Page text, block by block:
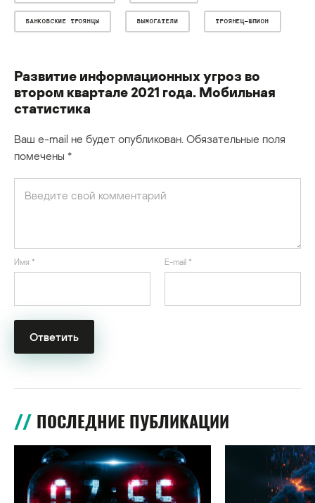
БАНКОВСКИЕ ТРОЯНЦЫ ВЫМОГАТЕЛИ ТРОЯНЕЦ-ШПИОН
Развитие информационных угроз во
втором квартале 2021 года. Мобильная
статистика
Ваш e-mail не будет опубликован. Обязательные поля
помечены *
Имя * E-mail *
ПОСЛЕДНИЕ ПУБЛИКАЦИИ